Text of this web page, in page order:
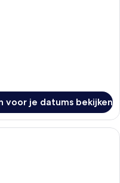
voor je datums bekijken
hotelkamer met een bed,